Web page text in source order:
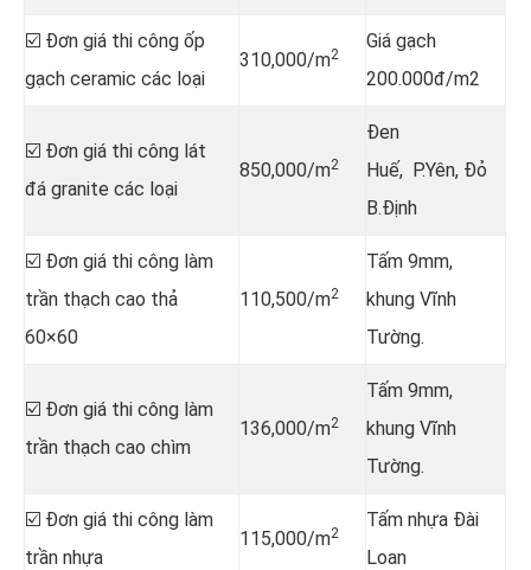
☑️ Đơn giá thi công ốp
gạch ceramic các loại
310,000/m2
Giá gạch
200.000đ/m2
☑️ Đơn giá thi công lát
đá granite các loại
850,000/m2
Đen
Huế, P.Yên, Đỏ
B.Định
☑️ Đơn giá thi công làm
trần thạch cao thả
60×60
110,500/m2
Tấm 9mm,
khung Vĩnh
Tường.
☑️ Đơn giá thi công làm
trần thạch cao chìm
136,000/m2
Tấm 9mm,
khung Vĩnh
Tường.
☑️ Đơn giá thi công làm
trần nhựa
115,000/m2
Tấm nhựa Đài
Loan